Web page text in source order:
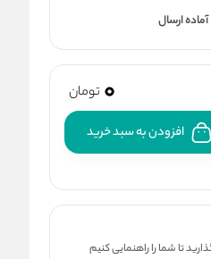
آماده ارسال
0 تومان
افزودن به سبد خرید
تا شما را راهنمایی کنیم